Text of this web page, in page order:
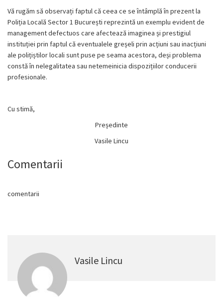
Vă rugăm să observați faptul că ceea ce se întâmplă în prezent la
Poliția Locală Sector 1 București reprezintă un exemplu evident de
management defectuos care afectează imaginea și prestigiul
instituției prin faptul că eventualele greșeli prin acțiuni sau inacțiuni
ale polițiștilor locali sunt puse pe seama acestora, deși problema
constă în nelegalitatea sau netemeinicia dispozițiilor conducerii
profesionale.
Cu stimă,
Președinte
Vasile Lincu
Comentarii
comentarii
Vasile Lincu